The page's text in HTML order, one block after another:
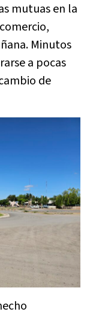
mutuas en la
Minutos
a pocas
de